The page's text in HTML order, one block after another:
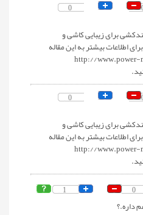
0
برای زیبایی کاشی و
اطلاعات بیشتر به این مقاله
http://
0
برای زیبایی کاشی و
اطلاعات بیشتر به این مقاله
http://
1 0
داره.؟